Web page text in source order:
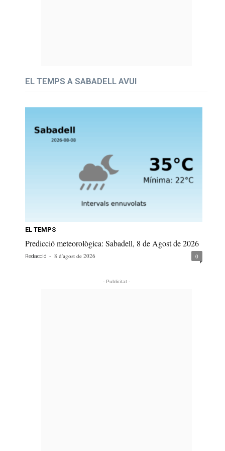
EL TEMPS A SABADELL AVUI
EL TEMPS
Predicció meteorològica: Sabadell, 8 de Agost de 2026
Redacció - 8 d'agost de 2026 0
- Publicitat -